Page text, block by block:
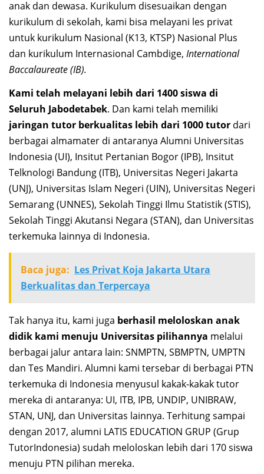
anak dan dewasa. Kurikulum disesuaikan dengan
kurikulum di sekolah, kami bisa melayani les privat
untuk kurikulum Nasional (K13, KTSP) Nasional Plus
dan kurikulum Internasional Cambdige, International
Baccalaureate (IB).
Kami telah melayani lebih dari 1400 siswa di
Seluruh Jabodetabek. Dan kami telah memiliki
jaringan tutor berkualitas lebih dari 1000 tutor dari
berbagai almamater di antaranya Alumni Universitas
Indonesia (UI), Insitut Pertanian Bogor (IPB), Insitut
Telknologi Bandung (ITB), Universitas Negeri Jakarta
(UNJ), Universitas Islam Negeri (UIN), Universitas Negeri
Semarang (UNNES), Sekolah Tinggi Ilmu Statistik (STIS),
Sekolah Tinggi Akutansi Negara (STAN), dan Universitas
terkemuka lainnya di Indonesia.
Baca juga: Les Privat Koja Jakarta Utara
Berkualitas dan Terpercaya
Tak hanya itu, kami juga berhasil meloloskan anak
didik kami menuju Universitas pilihannya melalui
berbagai jalur antara lain: SNMPTN, SBMPTN, UMPTN
dan Tes Mandiri. Alumni kami tersebar di berbagai PTN
terkemuka di Indonesia menyusul kakak-kakak tutor
mereka di antaranya: UI, ITB, IPB, UNDIP, UNIBRAW,
STAN, UNJ, dan Universitas lainnya. Terhitung sampai
dengan 2017, alumni LATIS EDUCATION GRUP (Grup
TutorIndonesia) sudah meloloskan lebih dari 170 siswa
menuju PTN pilihan mereka.